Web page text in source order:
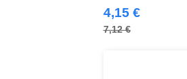
Jute
4,15 €
7,12 €